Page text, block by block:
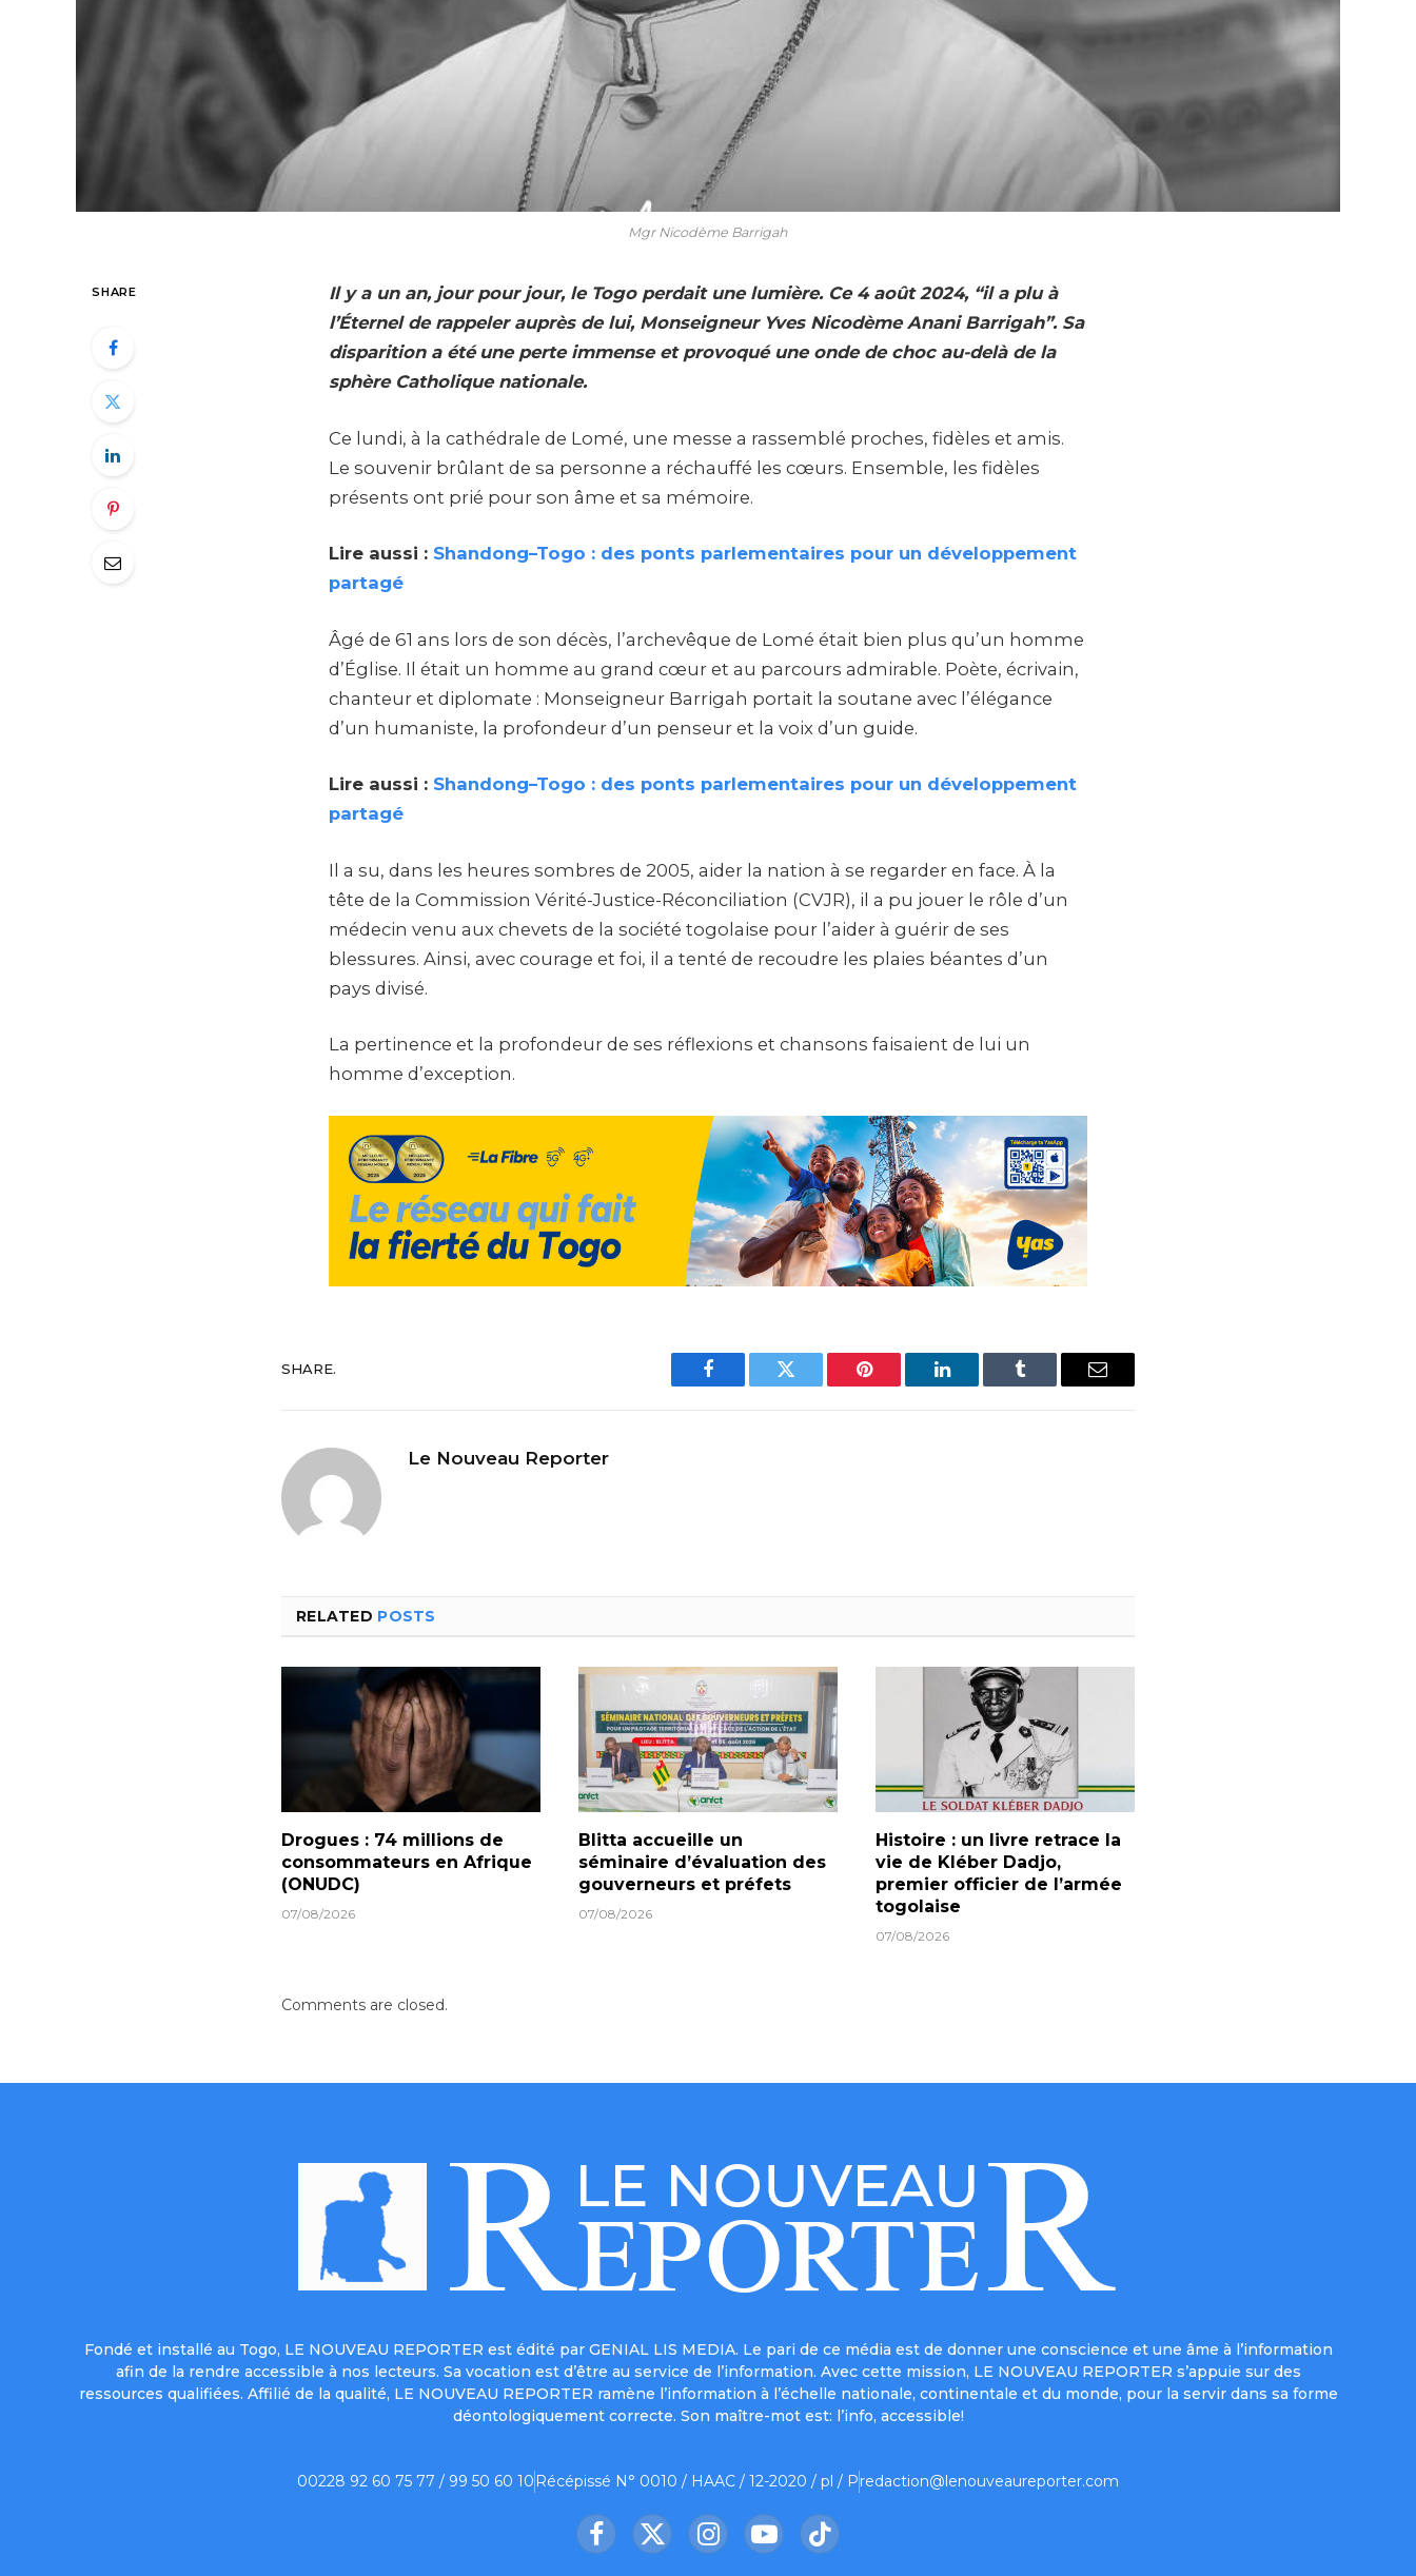
Mgr Nicodème Barrigah
SHARE
Il y a un an, jour pour jour, le Togo perdait une lumière. Ce 4 août 2024, “il a plu à
l’Éternel de rappeler auprès de lui, Monseigneur Yves Nicodème Anani Barrigah”. Sa
disparition a été une perte immenseet provoqué une onde de choc au-delà de la
sphère Catholique nationale.
Ce lundi, à la cathédrale de Lomé, une messe a rassemblé proches, fidèles et amis.
Le souvenir brûlant de sa personne a réchauffé les cœurs. Ensemble, les fidèles
présents ont prié pour son âme et sa mémoire.
Lire aussi : Shandong–Togo : des ponts parlementaires pour un développement
partagé
Âgé de 61 ans lors de son décès, l’archevêque de Lomé était bien plus qu’un homme
d’Église. Il était un homme au grand cœur et au parcours admirable. Poète, écrivain,
chanteur et diplomate : Monseigneur Barrigah portait la soutane avec l’élégance
d’un humaniste, la profondeur d’un penseur et la voix d’un guide.
Lire aussi : Shandong–Togo : des ponts parlementaires pour un développement
partagé
Il a su, dans les heures sombres de 2005, aider la nation à se regarder en face. À la
tête de la Commission Vérité-Justice-Réconciliation (CVJR), il a pu jouer le rôle d’un
médecin venu aux chevets de la société togolaise pour l’aider à guérir de ses
blessures. Ainsi, avec courage et foi, il a tenté de recoudre les plaies béantes d’un
pays divisé.
La pertinence et la profondeur de ses réflexions et chansons faisaient de lui un
homme d’exception.
SHARE.
Facebook Twitter Pinterest LinkedIn Tumblr Email
Le Nouveau Reporter
RELATED POSTS
Drogues : 74 millions de
consommateurs en Afrique
(ONUDC)
07/08/2026
Blitta accueille un
séminaire d’évaluation des
gouverneurs et préfets
07/08/2026
Histoire : un livre retrace la
vie de Kléber Dadjo,
premier officier de l’armée
togolaise
07/08/2026
Comments are closed.
Fondé et installé au Togo, LE NOUVEAU REPORTER est édité par GENIAL LIS MEDIA. Le pari de ce média est de donner une conscience et une âme à l’information
afin de la rendre accessible à nos lecteurs. Sa vocation est d’être au service de l’information. Avec cette mission, LE NOUVEAU REPORTER s’appuie sur des
ressources qualifiées. Affilié de la qualité, LE NOUVEAU REPORTER ramène l’information à l’échelle nationale, continentale et du monde, pour la servir dans sa forme
déontologiquement correcte. Son maître-mot est: l’info, accessible!
00228 92 60 75 77 / 99 50 60 10 Récépissé N° 0010 / HAAC / 12-2020 / pl / Predaction@lenouveaureporter.com
Facebook
X
InstagramYouTubeTikTok